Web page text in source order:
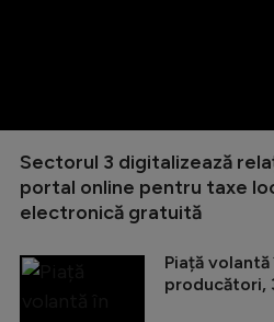
Sectorul 3 digitalizează
portal online pentru taxe
electronică gratuită
Piață volantă
producători,